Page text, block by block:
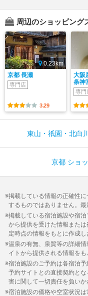
周辺のショッピング
0.23km
京都 長瀬
専門店
3.29
大阪
条神
専門
東山・祇園・北白
京都 ショ
掲載している情報の正確性
するものではありません。最
掲載している宿泊施設や宿
から提供を受けた情報また
定時点の情報をもとに作成し
温泉の有無、泉質等の詳細
イトから提供される情報をも
宿泊施設のご予約は各宿泊
予約サイトとの直接契約と
害に関して一切責任を負いか
宿泊施設の価格や空室状況